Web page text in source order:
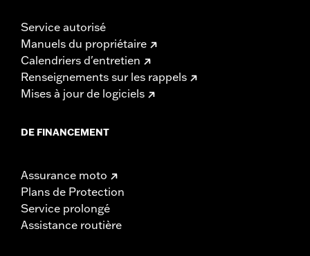
Service autorisé
Manuels du propriétaire
Calendriers d'entretien
Renseignements sur les rappels
Mises à jour de logiciels
DE FINANCEMENT
Assurance moto
Plans de Protection
Service prolongé
Assistance routière